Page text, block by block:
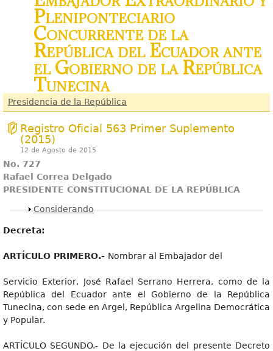
Pleniponteciario
Concurrente de la
República del Ecuador ante
el Gobierno de la República
Tunecina
Presidencia de la República
Registro Oficial 563 Primer Suplemento
(2015)
12 de Agosto de 2015
No. 727
Rafael Correa Delgado
PRESIDENTE CONSTITUCIONAL DE LA REPÚBLICA
Mostrar
Considerando
Decreta:
ARTÍCUL O PRIMERO.- Nombrar al Embajador del
Servicio Exterior, José Rafael Serrano Herrera, como de la
República del Ecuador ante el Gobierno de la República
Tunecina, con sede en Argel, República Argelina Democrática
y Popular.
ARTÍCULO SEGUNDO.- De la ejecución del presente Decreto